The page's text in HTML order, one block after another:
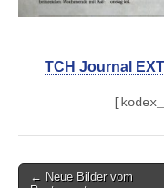
TCH Journal
Post← Neue Bilder vom